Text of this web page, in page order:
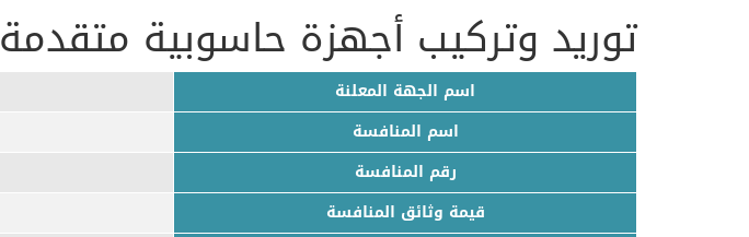
توريد وتركيب أجهزة حاسوبية متقدمة
اسم الجهة المعلنة
اسم المنافسة
رقم المنافسة
قيمة وثائق المنافسة